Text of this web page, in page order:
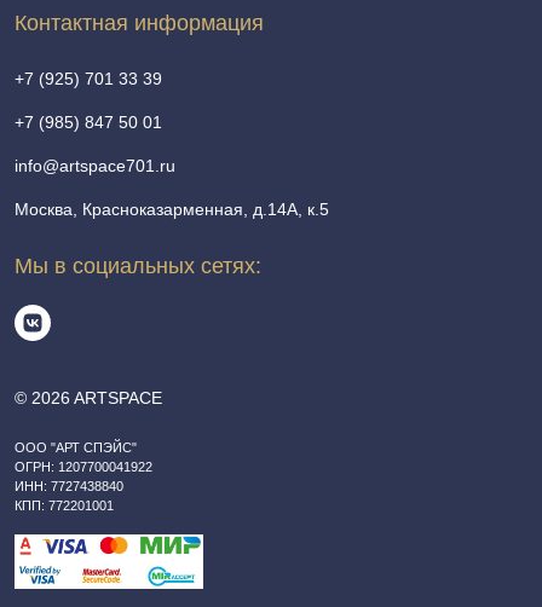
© 2026 ARTSPACE
ООО "АРТ СПЭЙС"
ОГРН: 1207700041922
ИНН: 7727438840
КПП: 772201001
Контактная информация
+7 (925) 701 33 39
+7 (985) 847 50 01
info@artspace701.ru
Москва, Красноказарменная, д.14А, к.5
Мы в социальных сетях: